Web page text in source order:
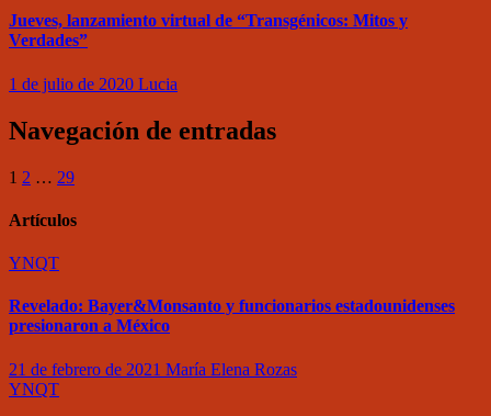
Jueves, lanzamiento virtual de “Transgénicos: Mitos y
Verdades”
1 de julio de 2020 Lucia
Navegación de entradas
1 2 … 29
Artículos
YNQT
Revelado: Bayer&Monsanto y funcionarios estadounidenses
presionaron a México
21 de febrero de 2021 María Elena Rozas
YNQT